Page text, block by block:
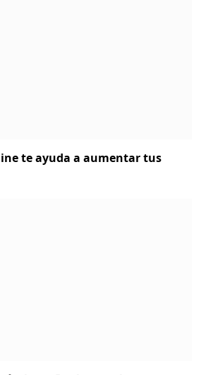
te ayuda a aumentar tus